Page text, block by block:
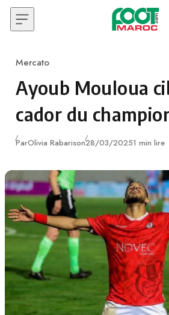
Skip to content
Category
Mercato
Ayoub Mouloua
cador du
ParOlivia RabarisonPublié
28/03/20251 min lire